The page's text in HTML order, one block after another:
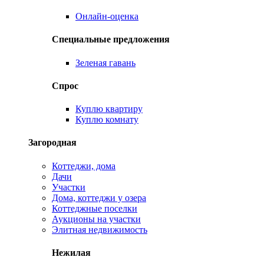
Онлайн-оценка
Специальные предложения
Зеленая гавань
Спрос
Куплю квартиру
Куплю комнату
Загородная
Коттеджи, дома
Дачи
Участки
Дома, коттеджи у озера
Коттеджные поселки
Аукционы на участки
Элитная недвижимость
Нежилая